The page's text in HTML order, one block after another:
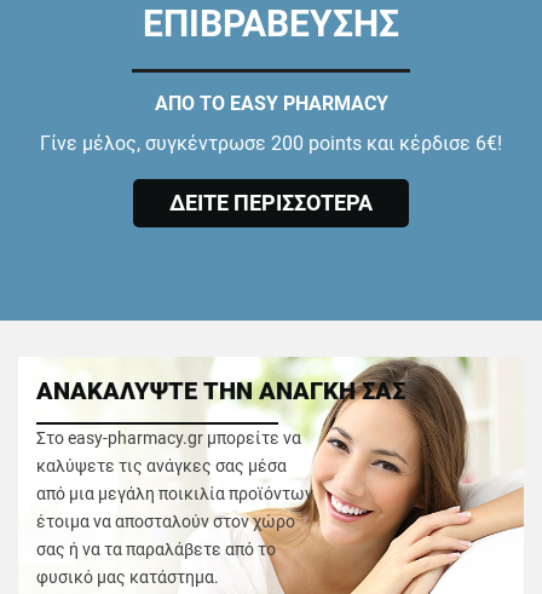
ΕΠΙΒΡΑΒΕΥΣΗΣ
ΑΠΟ ΤΟ EASY PHARMACY
Γίνε μέλος, συγκέντρωσε 200 points και κέρδισε 6€!
ΔΕΙΤΕ ΠΕΡΙΣΣΟΤΕΡΑ
ΑΝΑΚΑΛΥΨΤΕ ΤΗΝ ΑΝΑΓΚΗ ΣΑΣ
Στο easy-pharmacy.gr μπορείτε να
καλύψετε τις ανάγκες σας μέσα
από μια μεγάλη ποικιλία προϊόντων
έτοιμα να αποσταλούν στον χώρο
σας ή να τα παραλάβετε από το
φυσικό μας κατάστημα.